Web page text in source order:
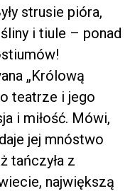
strusie pióra,
i tiule – ponad
„Królową
teatrze i jego
i miłość. Mówi,
jej mnóstwo
tańczyła z
największą